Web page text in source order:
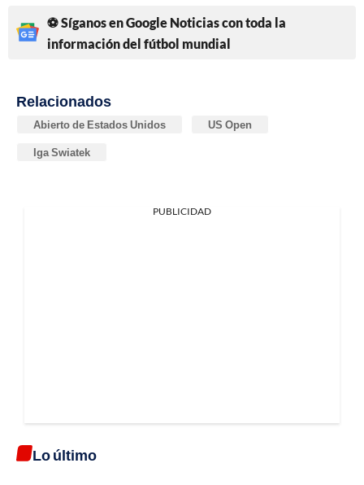
⚽ Síganos en Google Noticias con toda la
información del fútbol mundial
Relacionados
Abierto de Estados Unidos US Open
Iga Swiatek
PUBLICIDAD
Lo último